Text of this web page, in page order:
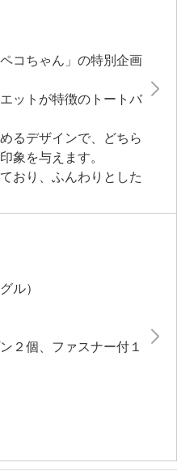
コちゃん」の特別企画
ットが特徴のトートバ
るデザインで、どちら
象を与えます。
おり、ふんわりとした
。
め、お財布や携帯電
の日常品を収納できま
身が見えず、安心で
こされており、細かい
は取り外し可能で、お
サリーとしても活用で
、日常使いにぴったり
ル）
２個、ファスナー付１